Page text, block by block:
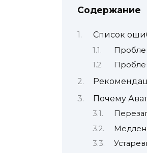
Содержание
Список
Почему